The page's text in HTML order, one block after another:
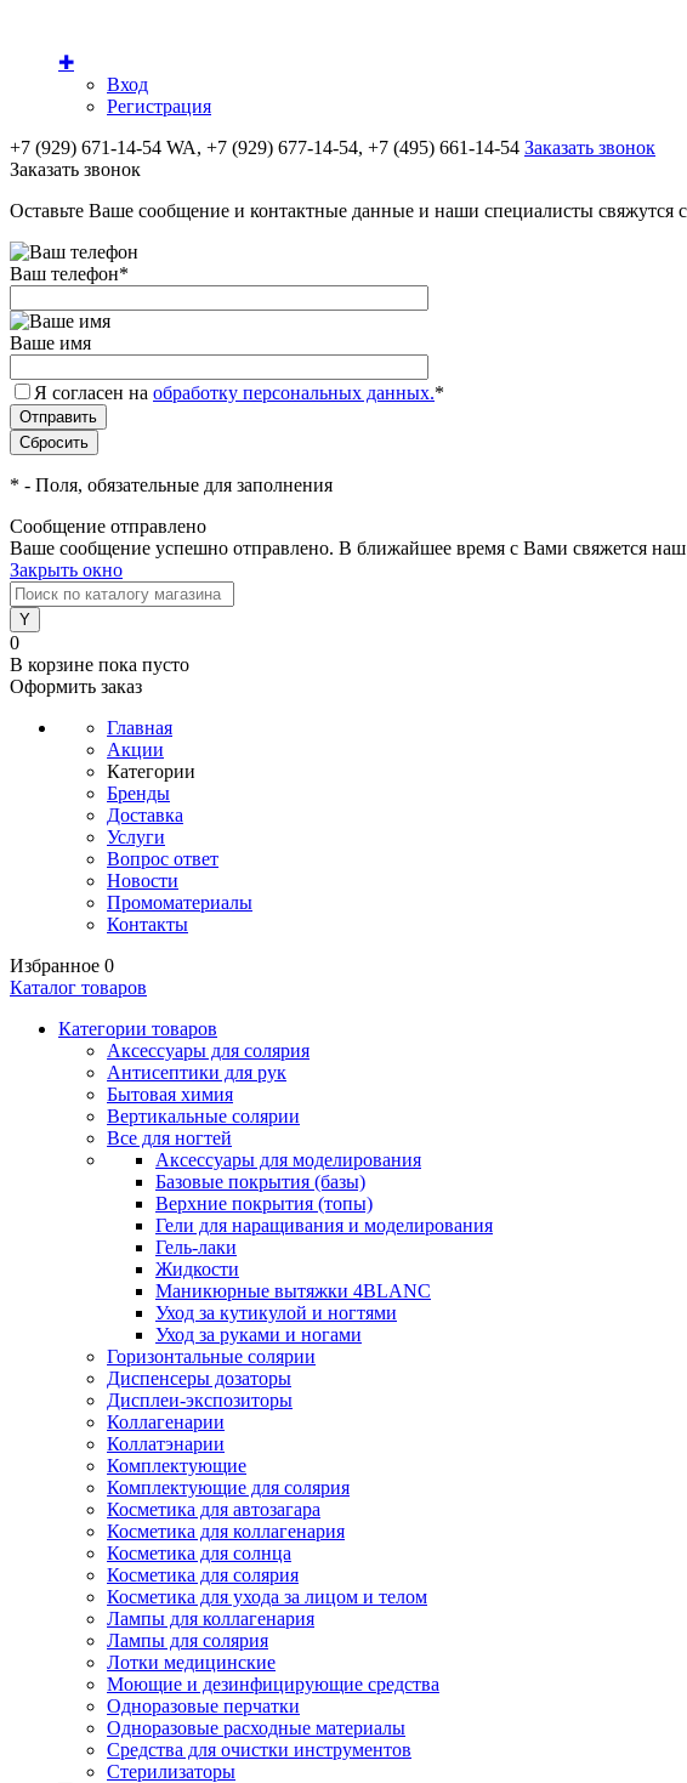
✚
Вход
Регистрация
+7 (929) 671-14-54 WA, +7 (929) 677-14-54, +7 (495) 661-14-54 Заказать звонок
Заказать звонок
Оставьте Ваше сообщение и контактные данные и наши специалисты
Ваш телефон*
Ваше имя
Я согласен на обработку персональных данных.*
* - Поля, обязательные для заполнения
Сообщение отправлено
Ваше сообщение успешно отправлено. В ближайшее время с Вами свяжется наш
Закрыть окно
0
В корзине пока пусто
Оформить заказ
Главная
Акции
Категории
Бренды
Доставка
Услуги
Вопрос ответ
Новости
Промоматериалы
Контакты
Избранное 0
Каталог товаров
Категории товаров
Аксессуары для солярия
Антисептики для рук
Бытовая химия
Вертикальные солярии
Все для ногтей
Аксессуары для моделирования
Базовые покрытия (базы)
Верхние покрытия (топы)
Гели для наращивания и моделирования
Гель-лаки
Жидкости
Маникюрные вытяжки 4BLANC
Уход за кутикулой и ногтями
Уход за руками и ногами
Горизонтальные солярии
Диспенсеры дозаторы
Дисплеи-экспозиторы
Коллагенарии
Коллатэнарии
Комплектующие
Комплектующие для солярия
Косметика для автозагара
Косметика для коллагенария
Косметика для солнца
Косметика для солярия
Косметика для ухода за лицом и телом
Лампы для коллагенария
Лампы для солярия
Лотки медицинские
Моющие и дезинфицирующие средства
Одноразовые перчатки
Одноразовые расходные материалы
Средства для очистки инструментов
Стерилизаторы